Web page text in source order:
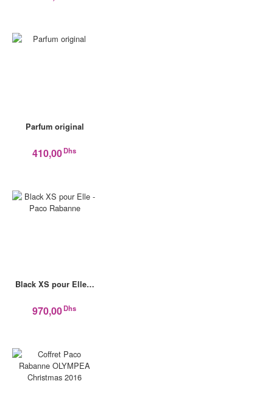
Parfum original
410,00Dhs
Black XS pour Elle…
970,00Dhs